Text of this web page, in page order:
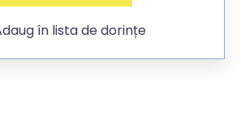
în lista de dorințe